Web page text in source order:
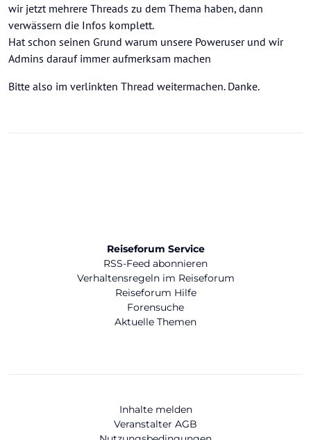
wir jetzt mehrere Threads zu dem Thema haben, dann
verwässern die Infos komplett.
Hat schon seinen Grund warum unsere Poweruser und wir
Admins darauf immer aufmerksam machen
Bitte also im verlinkten Thread weitermachen. Danke.
Reiseforum Service
RSS-Feed abonnieren
Verhaltensregeln im Reiseforum
Reiseforum Hilfe
Forensuche
Aktuelle Themen
Inhalte melden
Veranstalter AGB